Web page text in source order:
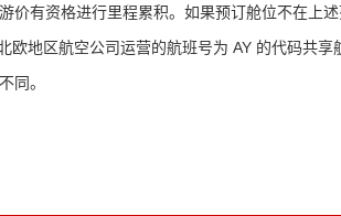
价有资格进行里程累积。如果预订舱位不在上
欧地区航空公司运营的航班号为 AY 的代码共享
同。